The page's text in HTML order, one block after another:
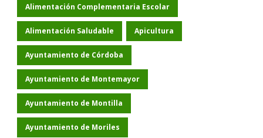
Alimentación Complementaria Escolar
Alimentación Saludable Apicultura
Ayuntamiento de Córdoba
Ayuntamiento de Montemayor
Ayuntamiento de Montilla
Ayuntamiento de Moriles